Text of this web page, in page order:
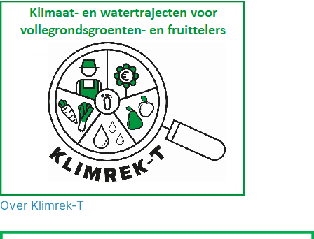
Over Klimrek-T